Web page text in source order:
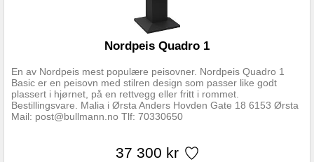
En av Nordpeis mest populære peisovner. Nordpeis Quadro 1
Basic er en peisovn med stilren design som passer like godt
plassert i hjørnet, på en rettvegg eller fritt i rommet.
Bestillingsvare. Malia i Ørsta Anders Hovden Gate 18 6153 Ørsta
Mail: post@bullmann.no Tlf: 70330650
Nordpeis Quadro 1
37 300 kr